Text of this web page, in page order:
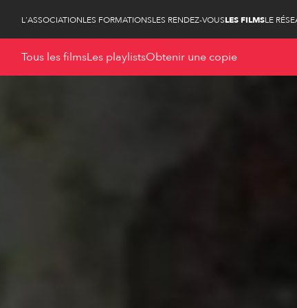
L'ASSOCIATIONLES FORMATIONSLES RENDEZ-VOUSLES FILMSLE
Tous les filmsLes playlistsObtenir une copie